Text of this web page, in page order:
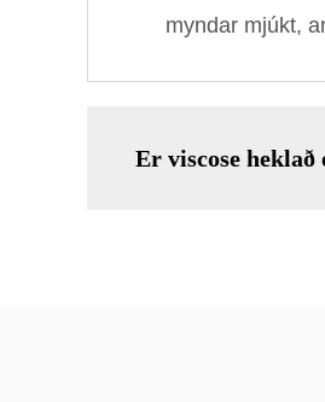
myndar mjúkt,
Er viscose